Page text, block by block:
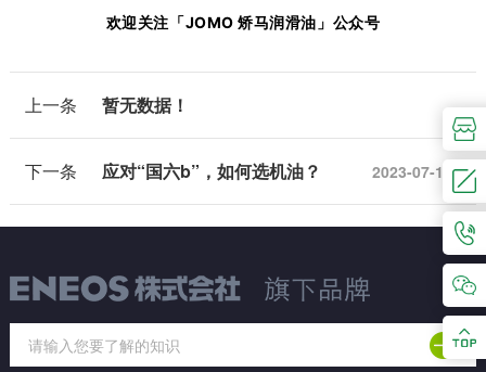
欢迎关注「JOMO 矫马润滑油」公众号
上一条 暂无数据！
下一条 应对“国六b”，如何选机油？ 2023-07-13